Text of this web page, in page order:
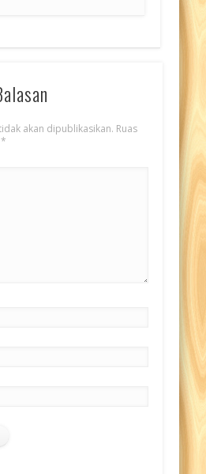
akan dipublikasikan. Ruas
*